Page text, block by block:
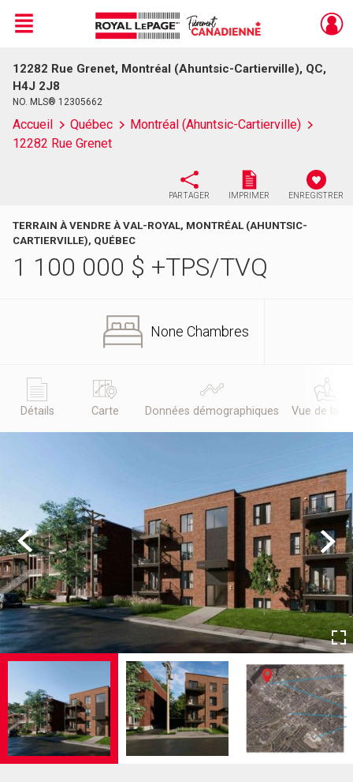
Live
En Direct
Menu
12282 Rue Grenet, Montréal (Ahuntsic-Cartierville), QC,
H4J 2J8
NO. MLS® 12305662
Accueil Québec
Montréal (Ahuntsic-Cartierville)
12282 Rue Grenet
PARTAGER IMPRIMER ENREGISTRER
TERRAIN À VENDRE À VAL-ROYAL, MONTRÉAL (AHUNTSIC-
CARTIERVILLE), QUÉBEC
1 100 000 $ +TPS/TVQ
None Chambres
Détails Carte Données démographiques Vue de la
Previous Next